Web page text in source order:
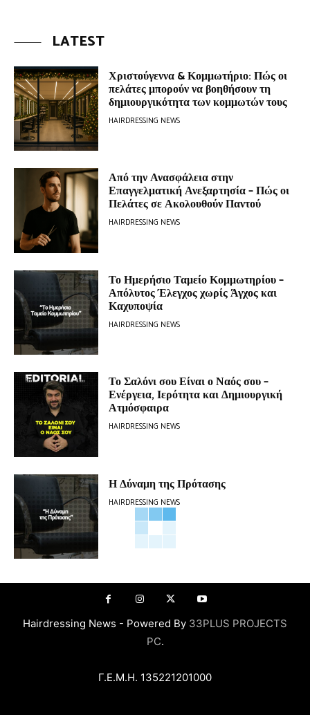
LATEST
Χριστούγεννα & Κομμωτήριο: Πώς οι
πελάτες μπορούν να βοηθήσουν τη
δημιουργικότητα των κομμωτών τους
HAIRDRESSING NEWS
Από την Ανασφάλεια στην
Επαγγελματική Ανεξαρτησία – Πώς οι
Πελάτες σε Ακολουθούν Παντού
HAIRDRESSING NEWS
Το Ημερήσιο Ταμείο Κομμωτηρίου –
Απόλυτος Έλεγχος χωρίς Άγχος και
Καχυποψία
HAIRDRESSING NEWS
Το Σαλόνι σου Είναι ο Ναός σου –
Ενέργεια, Ιερότητα και Δημιουργική
Ατμόσφαιρα
HAIRDRESSING NEWS
Η Δύναμη της Πρότασης
HAIRDRESSING NEWS
Hairdressing News - Powered By 33PLUS PROJECTS
PC.
Γ.Ε.Μ.Η. 135221201000